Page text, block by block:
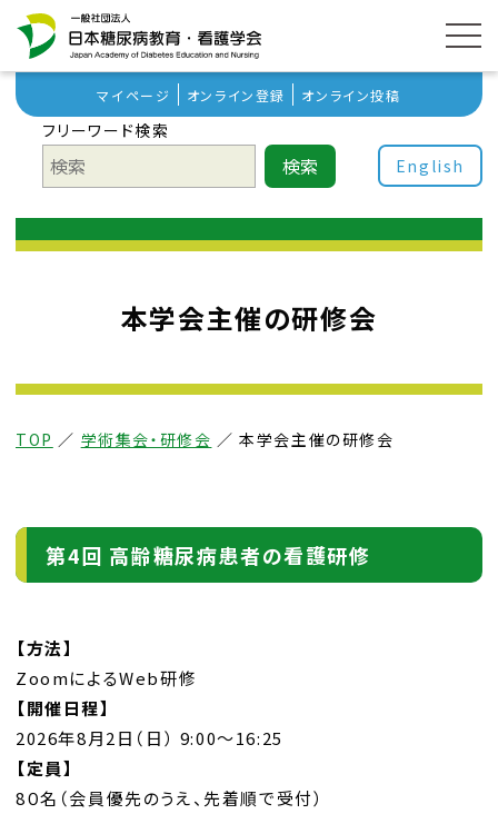
マイページ オンライン登録 オンライン投稿
フリーワード検索
検索 English
本学会主催の研修会
TOP ／ 学術集会・研修会 ／本学会主催の研修会
第4回 高齢糖尿病患者の看護研修
【方法】
ZoomによるWeb研修
【開催日程】
2026年8月2日（日） 9:00～16:25
【定員】
8０名（会員優先のうえ、先着順で受付）